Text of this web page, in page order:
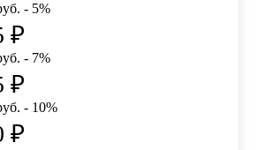
- 5%
₽
- 7%
₽
- 10%
₽